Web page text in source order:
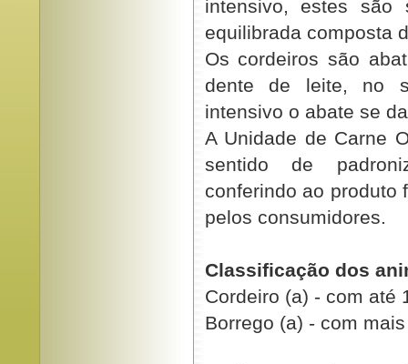
intensivo, estes são
equilibrada composta
Os cordeiros são
dente de leite, no
intensivo o abate se
A Unidade de Carne
sentido de
conferindo ao produto
pelos consumidores.
Classificação dos
Cordeiro (a) - com até
Borrego (a) - com